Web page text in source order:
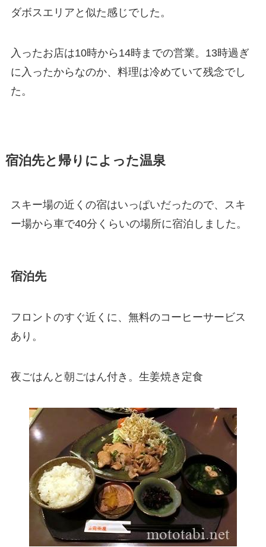
ダボスエリアと似た感じでした。
入ったお店は10時から14時までの営業。13時過ぎ
に入ったからなのか、料理は冷めていて残念でし
た。
宿泊先と帰りによった温泉
スキー場の近くの宿はいっぱいだったので、スキ
ー場から車で40分くらいの場所に宿泊しました。
宿泊先
フロントのすぐ近くに、無料のコーヒーサービス
あり。
夜ごはんと朝ごはん付き。生姜焼き定食